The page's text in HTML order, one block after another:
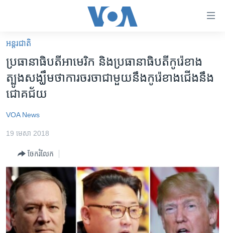
គេហទំព័រ​
ទាក់ទង
រំលង​
និង​
ចូល​
ទំព័រ​
ព័ត៌មាន​​
រំលង​
និង​
ចូល​
ទៅ​
ទំព័រ​
រចនា
អន្តរជាតិ
អាមេរិក
ព្រឹត្តិការណ៍ព័ត៌មាន
ទូរទស្សន៍ / វីដេអូ​
វិទ្យុ / ផតខាសថ៍
កម្មវិធីទាំងអស់
អន្តរជាតិ
ប្រធានាធិបតី​អាមេរិក និង​ប្រធានាធិបតី​កូរ៉េ​ខាង​
ត្បូង​សង្ឃឹម​ថា​ការ​ចរចា​ជាមួយ​នឹង​កូរ៉េ​ខាង​ជើង​នឹង​
ជោគជ័យ
VOA News
19 មេសា 2018
ចែករំលែក